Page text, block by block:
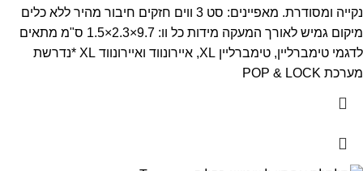
נקייה ומסודרת. מאפיינים: סט 3 ווים חזקים
חיבור מהיר ללא כלים
מיקום גמיש לאורך המעקה מידות כל וו: 9.7×2.3×1.5 ס"מ
מתאים
לדגמי טימברליין, טימברליין XL, איירונווד ואיירונווד XL
*נדרשת
מערכת POP & LOCK